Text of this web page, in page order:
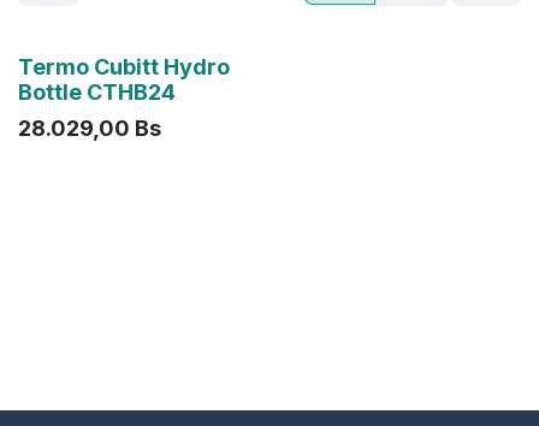
Termo Cubitt Hydro
Bottle CTHB24
28.029,00 Bs